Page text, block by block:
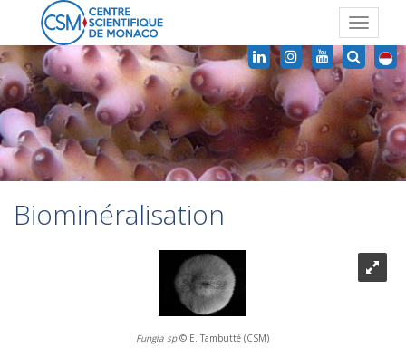
Toggle
Biominéralisation
Fungia sp© E. Tambutté (CSM)